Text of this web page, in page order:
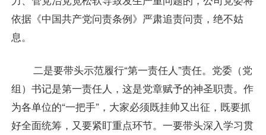
依据《中国共产党问责条例》严肃追责问责，绝不姑
息。
二是要带头示范履行“第一责任人”责任。党委（党
组）书记是第一责任人，这是党章赋予的神圣职责。作
为各单位的“一把手”，大家必须既挂帅又出征，既要抓
好全面统筹，又要紧盯重点环节。一要带头深入学习贯